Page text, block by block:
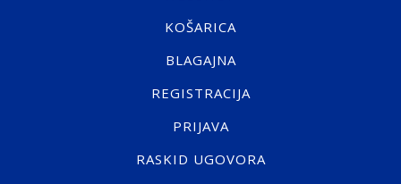
KOŠARICA
BLAGAJNA
REGISTRACIJA
PRIJAVA
RASKID UGOVORA